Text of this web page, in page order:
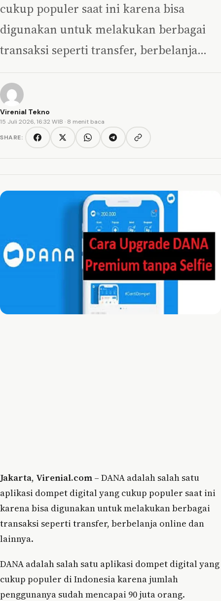
cukup populer saat ini karena bisa
digunakan untuk melakukan berbagai
transaksi seperti transfer, berbelanja…
Virenial Tekno
15 Juli 2026, 16:32 WIB · 8 menit baca
SHARE:
FacebookTwitter/XWhatsAppTelegramCopy link
Jakarta, Virenial.com – DANA adalah salah satu
aplikasi dompet digital yang cukup populer saat ini
karena bisa digunakan untuk melakukan berbagai
transaksi seperti transfer, berbelanja online dan
lainnya.
DANA adalah salah satu aplikasi dompet digital yang
cukup populer di Indonesia karena jumlah
penggunanya sudah mencapai 90 juta orang.